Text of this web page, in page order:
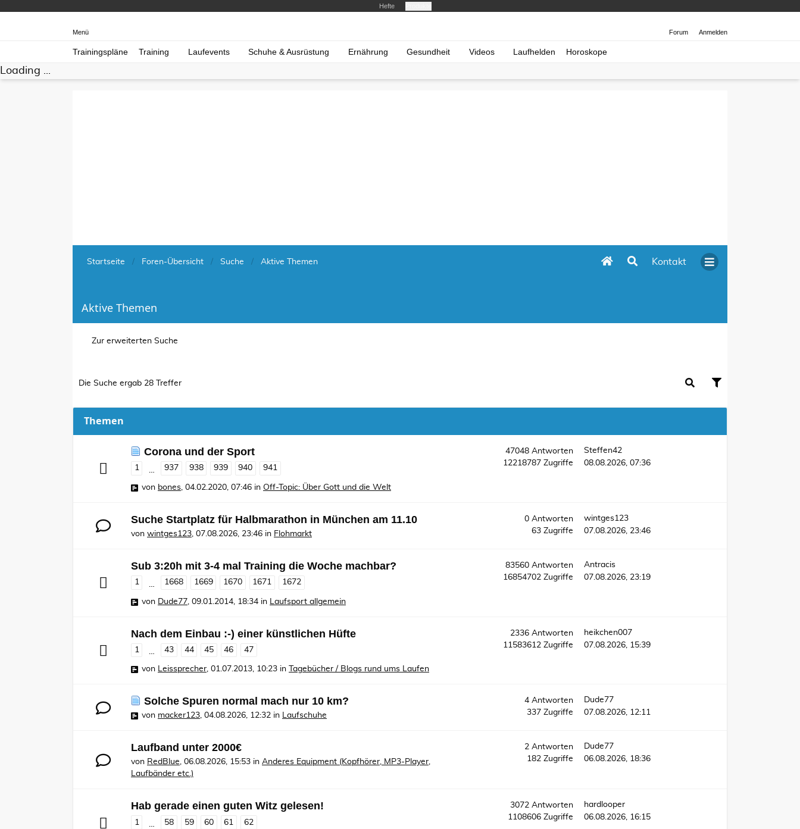
Hefte
Forum Anmelden
Menü
Trainingspläne Training Laufevents Schuhe & Ausrüstung Ernährung Gesundheit Videos Laufhelden Horoskope
Loading ...
Kontakt
Startseite Foren-Übersicht Suche Aktive Themen
Aktive Themen
Zur erweiterten Suche
Die Suche ergab 28 Treffer
Themen
Corona und der Sport
1 937 938 939 940 941
von bones 04.02.2020, 07:46 in Off-Topic: Über Gott und die Welt
47048Antworten
12218787Zugriffe
Steffen42
08.08.2026, 07:36
Suche Startplatz für Halbmarathon in München am 11.10
von wintges123 07.08.2026, 23:46 in Flohmarkt
0Antworten
63Zugriffe
wintges123
07.08.2026, 23:46
Sub 3:20h mit 3-4 mal Training die Woche machbar?
1 1668 1669 1670 1671 1672
von Dude77 09.01.2014, 18:34 in Laufsport allgemein
83560Antworten
16854702Zugriffe
Antracis
07.08.2026, 23:19
Nach dem Einbau :-) einer künstlichen Hüfte
1 … 43 44 45 46 47
von Leissprecher, 01.07.2013, 10:23 in Tagebücher / Blogs rund ums Laufen
2336Antworten
11583612Zugriffe
heikchen007
07.08.2026, 15:39
Solche Spuren normal mach nur 10 km?
von macker123, 04.08.2026, 12:32 in Laufschuhe
4Antworten
337Zugriffe
Dude77
07.08.2026, 12:11
Laufband unter 2000€
von RedBlue, 06.08.2026, 15:53 in Anderes Equipment (Kopfhörer, MP3-Player,
Laufbänder etc.)
2Antworten
182Zugriffe
Dude77
06.08.2026, 18:36
Hab gerade einen guten Witz gelesen!
1 … 58 59 60 61 62
3072Antworten
1108606Zugriffe
hardlooper
06.08.2026, 16:15